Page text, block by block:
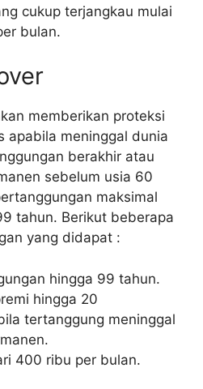
cukup terjangkau mulai
bulan.
memberikan proteksi
apabila meninggal dunia
berakhir atau
sebelum usia 60
maksimal
tahun. Berikut beberapa
yang didapat :
hingga 99 tahun.
hingga 20
tertanggung meninggal
400 ribu per bulan.